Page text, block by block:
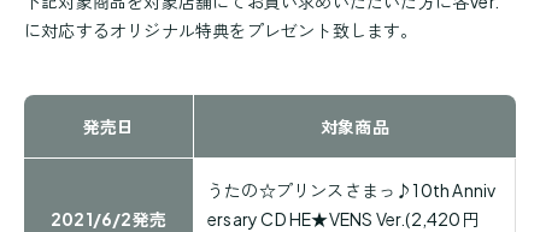
に対応するオリジナル特典をプレゼント致します。
発売日 対象商品
2021/6/2発売
うたの☆プリンスさまっ♪10th Anniv
ersary CD HE★VENS Ver.(2,420円